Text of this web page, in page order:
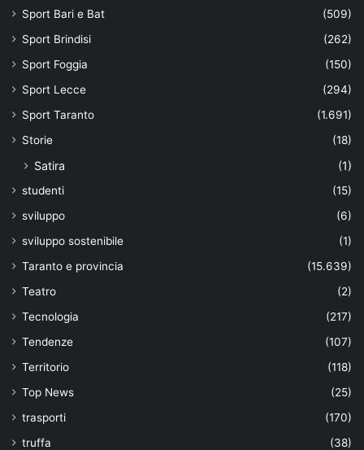
Sport Bari e Bat
(509)
Sport Brindisi
(262)
Sport Foggia
(150)
Sport Lecce
(294)
Sport Taranto
(1.691)
Storie
(18)
Satira (1)
studenti
(15)
sviluppo
(6)
sviluppo sostenibile
(1)
Taranto e provincia
(15.639)
Teatro
(2)
Tecnologia
(217)
Tendenze
(107)
Territorio
(118)
Top News
(25)
trasporti
(170)
truffa
(38)